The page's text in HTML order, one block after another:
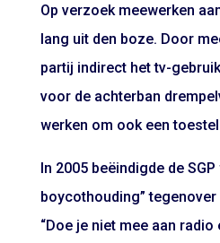
Op verzoek meewerken
lang uit den boze. Door
partij indirect het tv-
voor de achterban
werken om ook een
In 2005 beëindigde de
boycothouding”
“Doe je niet mee aan